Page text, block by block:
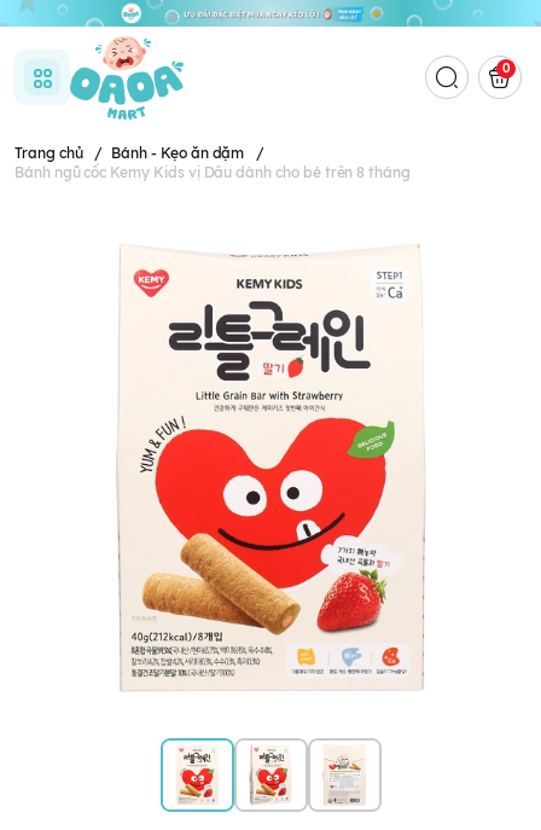
0
Trang chủ / Bánh - Kẹo ăn dặm
/
Bánh ngũ cốc Kemy Kids vị Dâu dành cho bé trên 8 tháng